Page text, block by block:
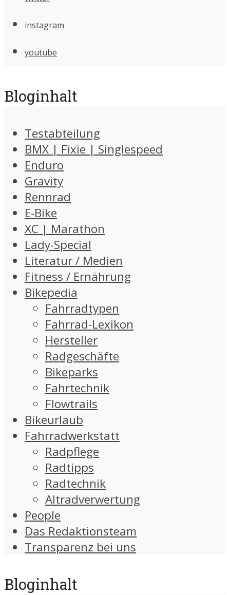
instagram
youtube
Bloginhalt
Testabteilung
BMX | Fixie | Singlespeed
Enduro
Gravity
Rennrad
E-Bike
XC | Marathon
Lady-Special
Literatur / Medien
Fitness / Ernährung
Bikepedia
Fahrradtypen
Fahrrad-Lexikon
Hersteller
Radgeschäfte
Bikeparks
Fahrtechnik
Flowtrails
Bikeurlaub
Fahrradwerkstatt
Radpflege
Radtipps
Radtechnik
Altradverwertung
People
Das Redaktionsteam
Transparenz bei uns
Bloginhalt